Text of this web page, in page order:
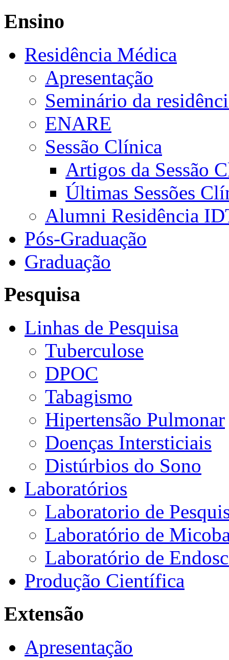
Ensino
Residência Médica
Apresentação
Seminário da
ENARE
Sessão Clínica
Artigos da Sessão
Últimas Sessões
Alumni Residência
Pós-Graduação
Graduação
Pesquisa
Linhas de Pesquisa
Tuberculose
DPOC
Tabagismo
Hipertensão Pulmonar
Doenças Intersticiais
Distúrbios do Sono
Laboratórios
Laboratorio de
Laboratório de
Laboratório de
Produção Científica
Extensão
Apresentação